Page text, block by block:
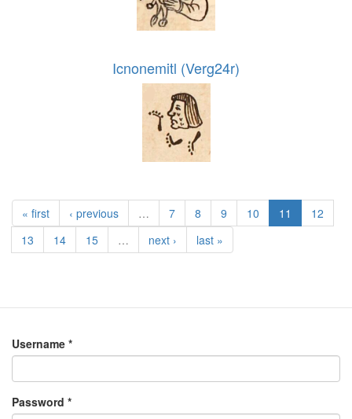
Icnonemitl (Verg24r)
« first ‹ previous … 7 8 9 10 11
12
13
14 15 … next › last »
Username *
Password *